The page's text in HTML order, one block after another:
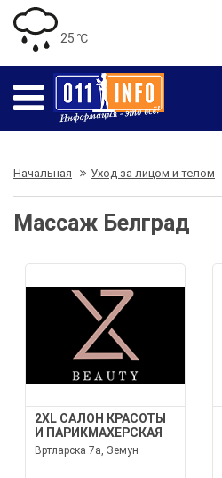
25 ℃
Начальная Уход за лицом и телом
Массаж Белград
2XL САЛОН КРАСОТЫ
И ПАРИКМАХЕРСКАЯ
Вртларска 7a, Земун